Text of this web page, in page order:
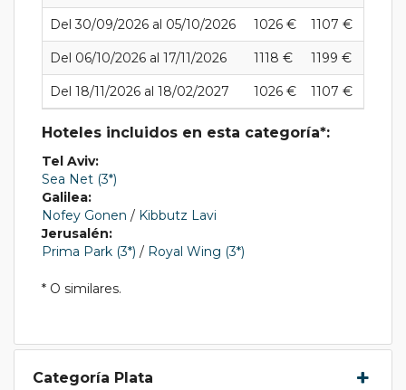
Del 30/09/2026 al 05/10/2026 1026 € 1107 €
Del 06/10/2026 al 17/11/2026 1118 € 1199 €
Del 18/11/2026 al 18/02/2027 1026 € 1107 €
Hoteles incluidos en esta categoría*:
Tel Aviv:
Sea Net (3*)
Galilea:
Nofey Gonen / Kibbutz Lavi
Jerusalén:
Prima Park (3*) / Royal Wing (3*)
* O similares.
Categoría Plata